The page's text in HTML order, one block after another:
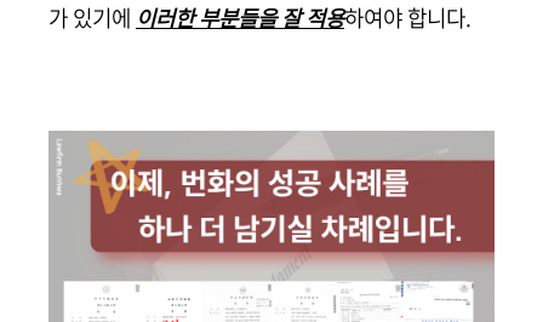
가 있기에 이러한 부분들을 잘 적용하여야 합니다.